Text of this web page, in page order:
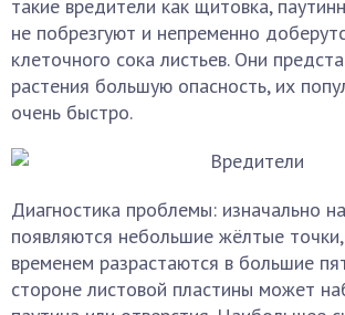
такие вредители как щитовка,
не побрезгуют и непременно
клеточного сока листьев. Они
растения большую опасность, их
очень быстро.
Диагностика проблемы: изначально
появляются небольшие жёлтые
временем разрастаются в большие
стороне листовой пластины может